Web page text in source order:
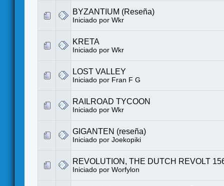
BYZANTIUM (Reseña)
Iniciado por Wkr
KRETA
Iniciado por Wkr
LOST VALLEY
Iniciado por Fran F G
RAILROAD TYCOON
Iniciado por Wkr
GIGANTEN (reseña)
Iniciado por Joekopiki
REVOLUTION, THE DUTCH REVOLT
Iniciado por Worfylon